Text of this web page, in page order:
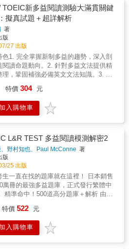
考實力！多益滿分模王歸納多益閱讀
6的解題關鍵，只要掌握這些重點，一定
破解每道題目！1. 必勝攻略：先學習能
個Part的攻略，再深入學習細分出的
類型分類攻略法」。2. 練習題：學完分
法後，透過練習題熟練解題技巧。3. 題
：掌握「題目內容」、熟練「解題方
重點「單字與片語」。Step 4. 進行「模
」，驗收學習成果！在完成訓練計畫
可以挑戰Final Test驗收成果。多益滿分
了幫助考生複習前面所學攻略，檢測自
成效。★ 請模擬正式考試情境，在不受
的地方「為什麼會答錯」。★ 再次進行
測驗」時所做過的分析，了解自己強項
後再次學習。★ 反覆學習與複習，直到
部答對Final Test的題目為止。Step 5.
App」反覆聆聽音檔，鍛鍊英聽能
個句子、每篇文章皆由外籍老師親自錄
要手機下載「Youtor App」（內含VRP
App，掃描頁碼旁QR Code就能下載及
檔。★ 本書未提供CD，也未提供燒錄光
。［「VRP虛擬點讀筆」App及網頁版
為了方便讀者更方便使用本書，特別開
人，需按照順序、詳細閱讀、仔細學
弱點加強型：雖然有部份Part的答對率
以上，但弱點集中在特定的Part及題型
人，需先從較沒有自信的題型開始學
著重學自己不擅長的題型，最後加深複
的題型。3. 更上層樓型：所有的Part答
在四成以上，沒有明顯不擅長的Part或
人，針對正確率較高的題型，補充原先
的題型。4. 滿分志向型：診斷測驗全部
人，可將所有音檔加速播放，測試自己
夠聽懂所有內容，並提升答題速度至一
能讀懂並理解130個詞彙。Step 3. 破解
王歸納多益閱讀Part 7的解題關鍵，只要
些重點，一定能快速破解每道題目！1.
略：先學習能破解整個Part的攻略，再
習細分出的「文章／題目類型分類攻略
練解題技巧。3. 題目解析：掌握「題目
、熟練「解題方式」與重點「單字與片
Step 4. 進行「模擬測驗」，驗收學習成
完成訓練計畫後，就可以挑戰Final Test
7模擬試題，就是為了幫助考生複習前面
略，檢測自身學習成效。★ 請模擬正式
境，在不受打擾的環境中進行測驗。★
一句意，或詞意的翻譯，是沒有用的。
的是，找到文章要表達的訊息：「主題
您可以透過「速讀」方式，輕鬆解決新
試題。 & 但是，& ①如果找不到正確答
置，而需要多次閱讀時... ②如果一直選
誤的答案... ③如果覺得尋找隱藏意圖的
很困難... ④如果難以找出對話文章的主
果被三篇文章的龐大份量擊倒... ⑥如
統整分散於三篇文章中的情報... & 碰到
問題卡關時， 要如何突破呢？ & 您的
答案，盡在本書中。 書中有精闢的說明
， 幫您解決問題，讓您一次就考高分。
速提升閱讀和聽力】 附QR Code行動學
碼線上音檔」， 全新呈現給讀者， 行
，即掃即聽， 隨時隨地，可提升聽力，
力進步神速！ & 本書特色 & 1.英語道
經驗豐富的美籍教師撰寫，用語道地精
豐富專業， 可瞬間提升英語閱讀能力。
立即測驗： 每篇文章末都附有豐富練
幫助您測試自己的文章理解程度。 累積
、讀、寫四大基本英語能力，迅速加倍
有趣： 篇篇精采引人入勝，最新趣味式
， 學習像在看故事，配合線上MP3，聽
讀能力成果，加倍又快速。 &
，一次考到多益「綠色證書」。 對英文
，就能穩穩提升分數，輕鬆面對未來的
試！ & ✦ ✦ ✦ & \\\& 文法基本功 ╳ 閱
功 ╳ Part 5 ~ Part 7 完整攻略& /// & ◉
麼考，都是從這 4 大基礎變出來的！ 句
、五大句型、八大詞性、片語＆子句 &
題 2 大魔王：長難句、換句話說 多益題
考 ─── 廣義化語意 *** I ate apples,
◉ 文法大全｜Part 5 句子填空～Part 6
型態？ 如何將主動語態轉換成被動語
定詞可以當動詞用嗎？ 不同從屬連接詞
的名詞子句，如何分辨？ 完整拆解時
態、子句、15 種詞性重點及變化， 循序
益小白面對文法時的陌生感，考題怎麼
怕！ & ◉ 閱讀力升級｜Part 7 翻譯練習
讀完文章，卻選不出來答案，問題在
本沒讀懂！ 要初學者用「英文思維」速
解文章，就像是要新手越級打怪。 平時
翻譯思維」，逐步縮短理解語意的時
能讀得快、選得對。 *** I have a friend
rich. &rarr; 我／有／一個朋友／是有錢
我有一個有錢的朋友。 & ◉ 文法專有
引 ＆ 不規則變化動詞三態表 附錄統整
專有名詞索引」、「不規則變化動詞三
， 考生可在學習前預習、學習後複習，
、大里秀介老師， 首度公開成就70次多
的3大「超強模力」： 「猜題模力」
力」X「選題模力」！ 「多益滿分模
﨑潤之輔老師、大里秀介老師， 模擬
思維」、破解「多益考點」、預測「出
」， 讓你掌握題目關鍵、輕鬆破解題
就能考到多益滿分990分！ ■ 史上最
霸主，考過70次滿分的「多益滿分模
考過70次滿分的「多益滿分模王：濵﨑
老師」與聽讀寫滿分的「多益滿分模
，比出題官更了解多益考試。多益滿分
擬考官思維、預測出題趨勢，將所有知
灌注到多益閱讀5回模擬試題中，幫助所
，你不相信他們，還能相信誰呢？ ■
滿分模王」的3大「超強模力」，完美模
990分的大藍圖！ 1. 猜題模力──模擬考
，完全擬真題目！ 歷經20,000題考題洗
下70次多益滿分的「多益滿分模王」濵
輔老師與聽讀寫滿分的「多益滿分模
里秀介老師，用自身實戰經驗累積的大
式、熟悉主考官出題邏輯，撰寫出最擬
題！ 2. 解題模力──依循模王
破解各類題目！ 書中共有5回多益閱讀
題，「多益滿分模王」用500道題讓你充
TOEIC新多益閱讀測驗大滿貫關鍵
擬真試題＋超詳解析
著
版
27 出版
色1. 完全掌握新制多益的趨勢，深入剖
閱讀命題動向。2. 針對多益文法提供精
理，鞏固補強必備英文文法知識。3. 精
強調的是解題關鍵與得分技巧。4. 練習
附準確中譯，由單篇至多篇，難度漸
便循序漸進學習。5. 提供完整模擬考試
於自願，還是雇主要求或學校規定，都
珍惜這個短期目標，因為有這個迫切的
過，可以讓您學習英文更有方向。有了
用的多益閱讀專書，提供各種的英文學
考策略，還有基本速讀技巧，例如略讀
，如果還是光說不練，那就如同入寶山
回；但是，只要您願意投資些許時間與
此書，並且勤加演練，靈活運用，必定
寶山滿載而歸，多益分數大幅提昇，自
貼心提醒：請搭配同一作者的《新多益
驗大滿貫關鍵攻略：擬真試題＋超詳解
必能如虎添翼，臻於完備。
特價 304 元
加入購物車
L&R TEST 多益閱讀模測解密2
野村知也、Paul McConne 著
版
25 出版
生一直在找的題庫就在這裡！ 日本銷售
萬冊的最強多益題庫，正式發行繁體中
精準命中！500道高分題庫＋解析 由專
解題關鍵，破解990高分的祕密！ 多
Essence English School是日本第一的
門校，教師團隊每月進場，累積超過
特價 522 元
加入購物車